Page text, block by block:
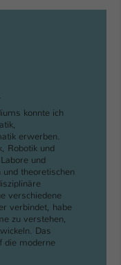
konnte ich
erwerben.
Robotik und
und
theoretischen
verschiedene
verbindet, habe
zu verstehen,
Das
die moderne